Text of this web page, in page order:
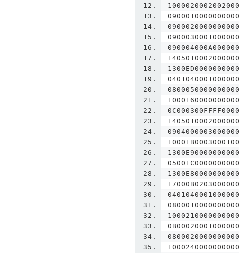
1000020002002000
0900010000000000
0900020000000000
0900030001000000
090004000A000000
1405010002000000
1300ED0000000000
0401040001000000
0800050000000000
1000160000000000
0C000300FFFF0000
1405010002000000
0904000003000000
10001B0003000100
1300E90000000000
05001C0000000000
1300E80000000000
17000B0203000000
0401040001000000
0800010000000000
1000210000000000
0B00020001000000
0800020000000000
1000240000000000